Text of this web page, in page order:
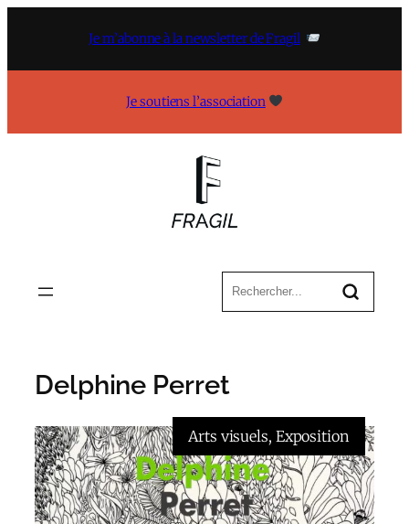
Je m’abonne à la newsletter de Fragil
Je soutiens l’association
Delphine Perret
Arts visuels, Exposition